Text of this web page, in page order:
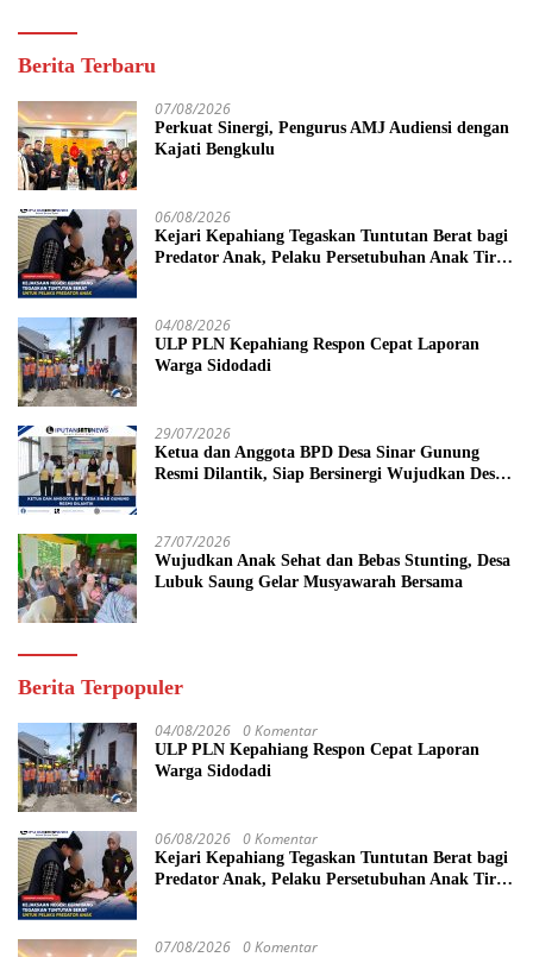
Berita Terbaru
07/08/2026
Perkuat Sinergi, Pengurus AMJ Audiensi dengan
Kajati Bengkulu
06/08/2026
Kejari Kepahiang Tegaskan Tuntutan Berat bagi
Predator Anak, Pelaku Persetubuhan Anak Tiri
04/08/2026
ULP PLN Kepahiang Respon Cepat Laporan
Warga Sidodadi
29/07/2026
Ketua dan Anggota BPD Desa Sinar Gunung
Resmi Dilantik, Siap Bersinergi Wujudkan Desa
27/07/2026
Wujudkan Anak Sehat dan Bebas Stunting, Desa
Lubuk Saung Gelar Musyawarah Bersama
Berita Terpopuler
04/08/2026 0 Komentar
ULP PLN Kepahiang Respon Cepat Laporan
Warga Sidodadi
06/08/2026 0 Komentar
Kejari Kepahiang Tegaskan Tuntutan Berat bagi
Predator Anak, Pelaku Persetubuhan Anak Tiri
07/08/2026 0 Komentar